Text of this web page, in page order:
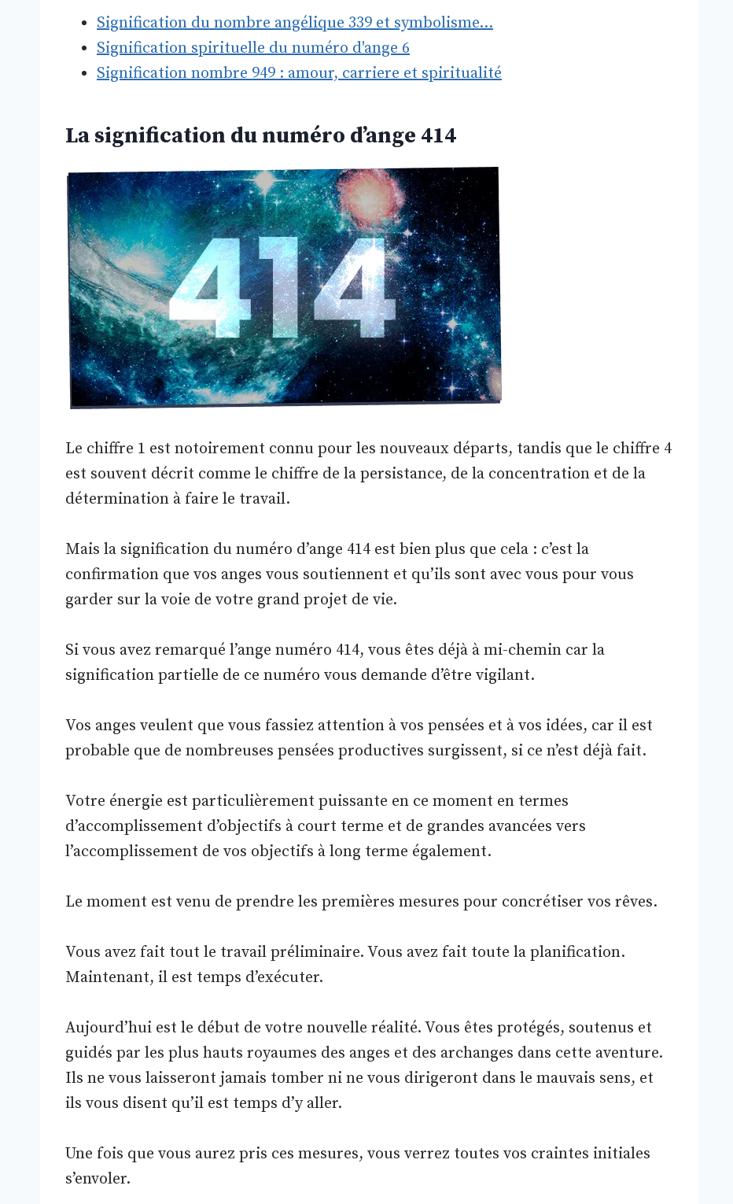
Signification du nombre angélique 339 et symbolisme…
Signification spirituelle du numéro d'ange 6
Signification nombre 949 : amour, carriere et spiritualité
La signification du numéro d’ange 414
Le chiffre 1 est notoirement connu pour les nouveaux départs, tandis que le chiffre 4
est souvent décrit comme le chiffre de la persistance, de la concentration et de la
détermination à faire le travail.
Mais la signification du numéro d’ange 414 est bien plus que cela : c’est la
confirmation que vos anges vous soutiennent et qu’ils sont avec vous pour vous
garder sur la voie de votre grand projet de vie.
Si vous avez remarqué l’ange numéro 414, vous êtes déjà à mi-chemin car la
signification partielle de ce numéro vous demande d’être vigilant.
Vos anges veulent que vous fassiez attention à vos pensées et à vos idées, car il est
probable que de nombreuses pensées productives surgissent, si ce n’est déjà fait.
Votre énergie est particulièrement puissante en ce moment en termes
d’accomplissement d’objectifs à court terme et de grandes avancées vers
l’accomplissement de vos objectifs à long terme également.
Le moment est venu de prendre les premières mesures pour concrétiser vos rêves.
Vous avez fait tout le travail préliminaire. Vous avez fait toute la planification.
Maintenant, il est temps d’exécuter.
Aujourd’hui est le début de votre nouvelle réalité. Vous êtes protégés, soutenus et
guidés par les plus hauts royaumes des anges et des archanges dans cette aventure.
Ils ne vous laisseront jamais tomber ni ne vous dirigeront dans le mauvais sens, et
ils vous disent qu’il est temps d’y aller.
Une fois que vous aurez pris ces mesures, vous verrez toutes vos craintes initiales
s’envoler.